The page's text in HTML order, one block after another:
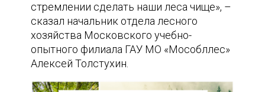
стремлении сделать наши леса чище», –
сказал начальник отдела лесного
хозяйства Московского учебно-
опытного филиала ГАУ МО «Мособллес»
Алексей Толстухин.